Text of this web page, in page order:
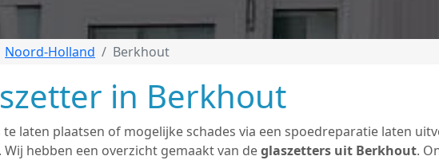
Noord-Holland Berkhout
in Berkhout
te laten plaatsen of mogelijke schades via een spoedreparatie laten
Wij hebben een overzicht gemaakt van deglaszetters uit Berkhout.